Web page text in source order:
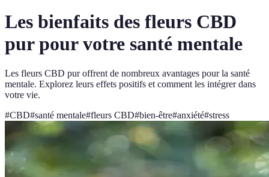
Les bienfaits des fleurs CBD
pur pour votre santé mentale
Les fleurs CBD pur offrent de nombreux avantages pour la santé
mentale. Explorez leurs effets positifs et comment les intégrer dans
votre vie.
#CBD#santé mentale#fleurs CBD#bien-être#anxiété#stress